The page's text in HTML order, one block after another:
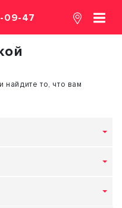
09-47
то, что вам